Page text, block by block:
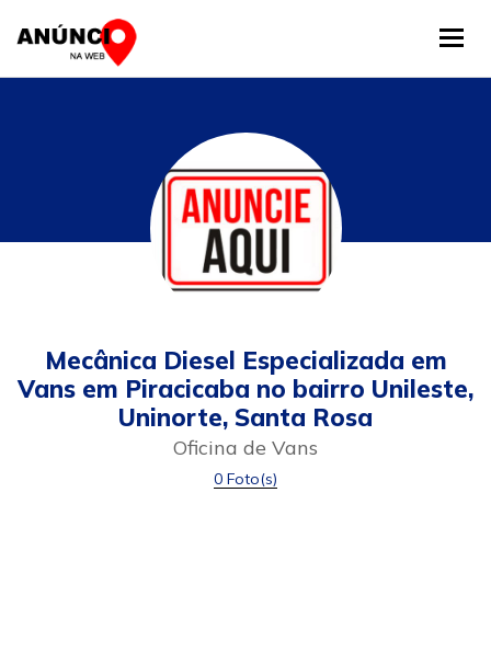
Mecânica Diesel Especializada em
Vans em Piracicaba no bairro Unileste,
Uninorte, Santa Rosa
Oficina de Vans
0 Foto(s)